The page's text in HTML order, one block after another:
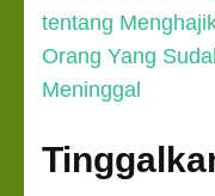
pos
tentang
Orang Yang
Meninggal